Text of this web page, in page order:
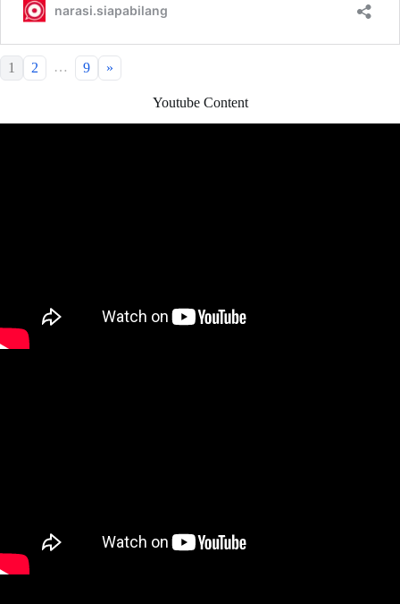
1 2 … 9 »
Youtube Content